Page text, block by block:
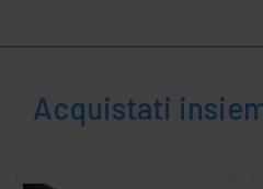
Convertitori DisplayPort
Convertitori VGA
Acquistati